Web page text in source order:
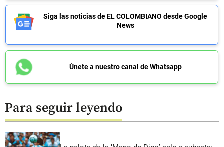
Siga las noticias de EL COLOMBIANO desde Google
News
Únete a nuestro canal de Whatsapp
Para seguir leyendo